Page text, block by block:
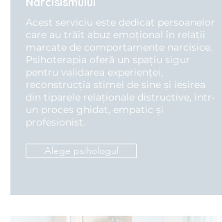
Acest serviciu este dedicat persoanelor
care au trăit abuz emoțional în relații
marcate de comportamente narcisice.
Psihoterapia oferă un spațiu sigur
pentru validarea experienței,
reconstrucția stimei de sine și ieșirea
din tiparele relaționale distructive, într-
un proces ghidat, empatic și
profesionist.
Alege psihologul